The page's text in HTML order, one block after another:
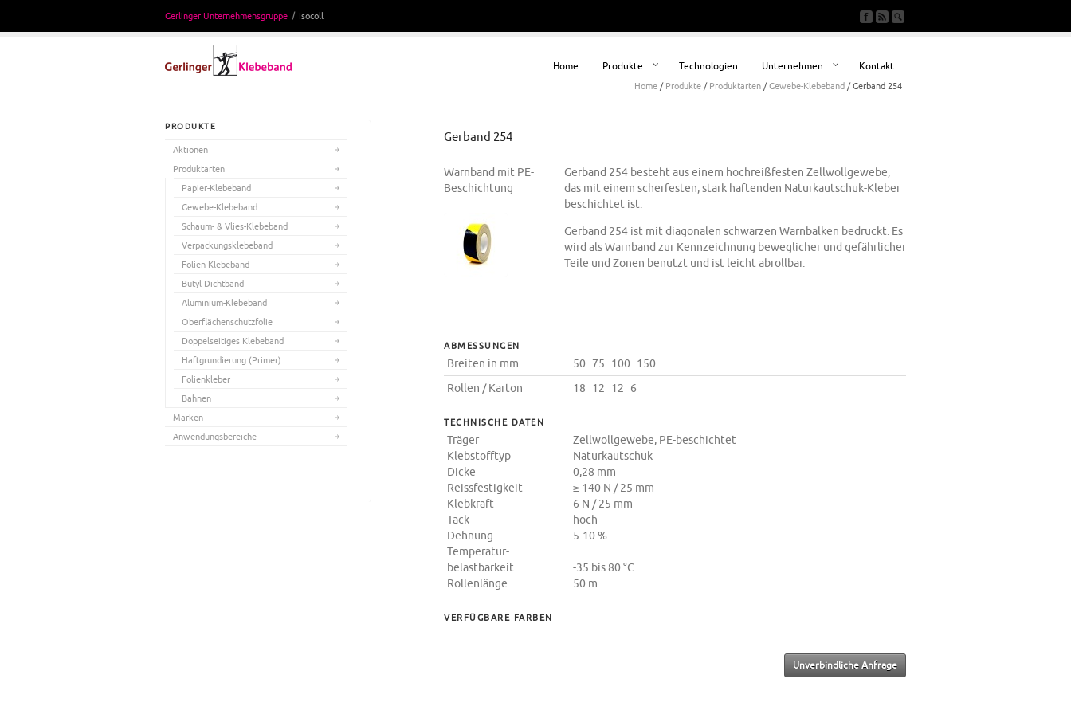
Gerlinger Unternehmensgruppe Isocoll
Home Produkte Technologien Unternehmen Kontakt
Home / Produkte / Produktarten /Gewebe-Klebeband /Gerband 254
Gerband 254
Warnband mit PE-
Beschichtung
Gerband 254 besteht aus einem hochreißfesten Zellwollgewebe,
das mit einem scherfesten, stark haftenden Naturkautschuk-Kleber
beschichtet ist.
Gerband 254 ist mit diagonalen schwarzen Warnbalken bedruckt. Es
wird als Warnband zur Kennzeichnung beweglicher und gefährlicher
Teile und Zonen benutzt und ist leicht abrollbar.
ABMESSUNGEN
Breiten in mm 50 75 100 150
Rollen / Karton
18 12 12 6
TECHNISCHE DATEN
Träger
Zellwollgewebe, PE-beschichtet
Klebstofftyp
Naturkautschuk
Dicke
0,28 mm
Reissfestigkeit
≥ 140 N / 25 mm
Klebkraft
6 N / 25 mm
Tack
hoch
Dehnung
5-10 %
Temperatur-
belastbarkeit
-35 bis 80 °C
Rollenlänge
50 m
VERFÜGBARE FARBEN
Unverbindliche Anfrage
PRODUKTE
Aktionen
Produktarten
Papier-Klebeband
Gewebe-Klebeband
Schaum- & Vlies-Klebeband
Verpackungsklebeband
Folien-Klebeband
Butyl-Dichtband
Aluminium-Klebeband
Oberflächenschutzfolie
Doppelseitiges Klebeband
Haftgrundierung (Primer)
Folienkleber
Bahnen
Marken
Anwendungsbereiche